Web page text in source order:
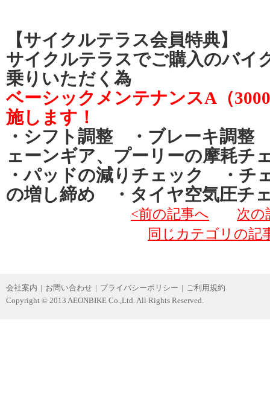
【サイクルテラス会員特典】
サイクルテラスでご購入のバイ
乗りいただく為
ベーシックメンテナンスA（
施します！
・シフト調整 ・ブレーキ調
ェーンギア、プーリーの摩耗チ
・パッドの減りチェック ・チ
の増し締め ・タイヤ空気圧チ
<前の記事へ
次の
同じカテゴリの記
会社案内 | お問い合わせ | プライバシーポリシー | ご利用規約
Copyright © 2013 AEONBIKE Co.,Ltd. All Rights Reserved.